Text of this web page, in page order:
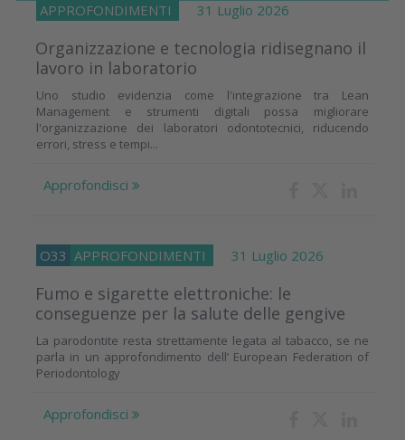
APPROFONDIMENTI 31 Luglio 2026
Organizzazione e tecnologia ridisegnano il
lavoro in laboratorio
Uno studio evidenzia come l'integrazione tra Lean
Management e strumenti digitali possa migliorare
l'organizzazione dei laboratori odontotecnici, riducendo
errori, stress e tempi...
Approfondisci
O33 APPROFONDIMENTI 31 Luglio 2026
Fumo e sigarette elettroniche: le
conseguenze per la salute delle gengive
La parodontite resta strettamente legata al tabacco, se ne
parla in un approfondimento dell’ European Federation of
Periodontology
Approfondisci